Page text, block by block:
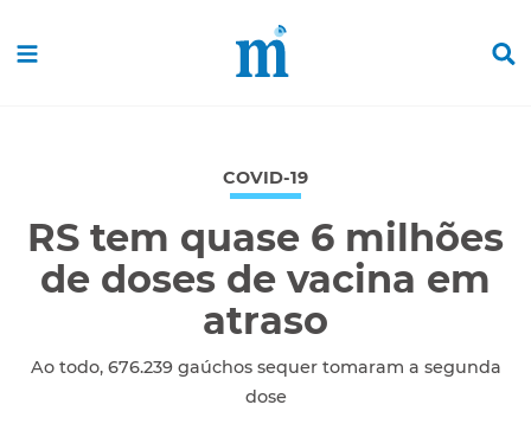
COVID-19
RS tem quase 6 milhões
de doses de vacina em
atraso
Ao todo, 676.239 gaúchos sequer tomaram a segunda
dose